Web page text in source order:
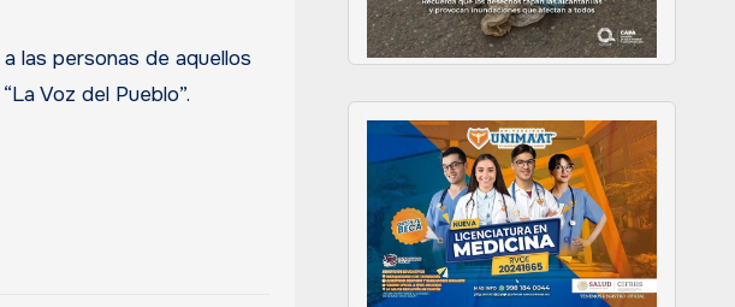
las personas de aquellos
Voz del Pueblo”.